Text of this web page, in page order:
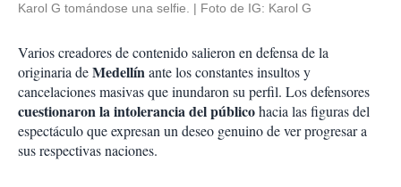
Karol G tomándose una selfie. Foto de IG: Karol G
Varios creadores de contenido salieron en defensa de la
originaria deMedellínante los constantes insultos y
cancelaciones masivas que inundaron su perfil. Los defensores
cuestionaron la intolerancia del públicohacia las figuras del
espectáculo que expresan un deseo genuino de ver progresar a
sus respectivas naciones.